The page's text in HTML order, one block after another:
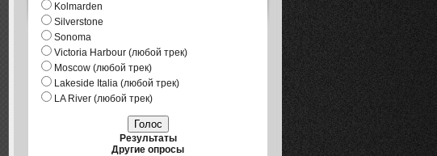
Kolmarden
Silverstone
Sonoma
Victoria Harbour (любой трек)
Moscow (любой трек)
Lakeside Italia (любой трек)
LA River (любой трек)
Результаты
Другие опросы